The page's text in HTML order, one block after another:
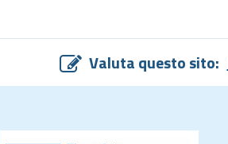
Valuta questo sito: